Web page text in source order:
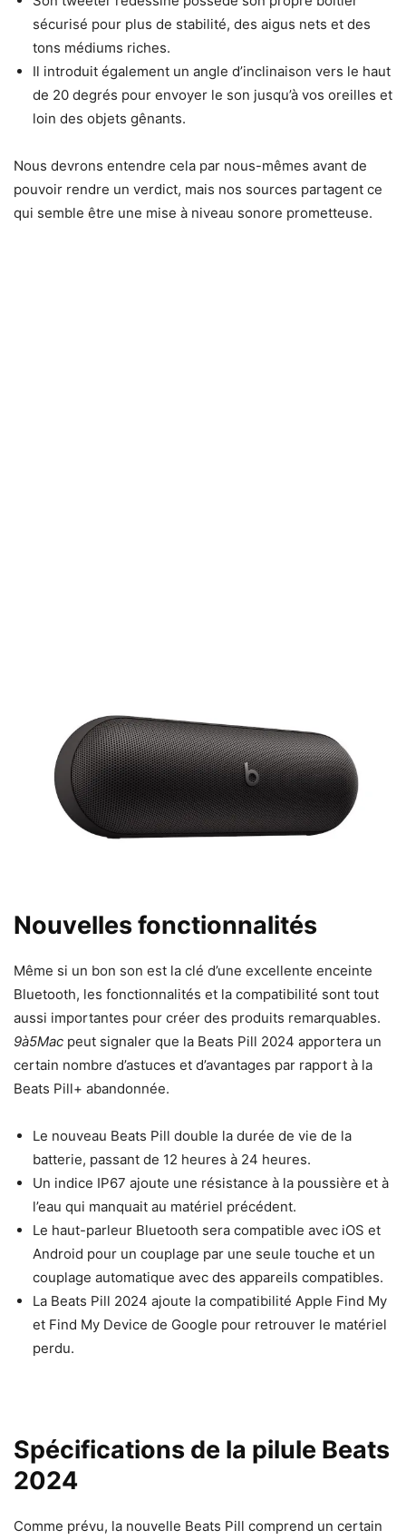
sécurisé pour plus de stabilité, des aigus nets et des
tons médiums riches.
Il introduit également un angle d’inclinaison vers le haut
de 20 degrés pour envoyer le son jusqu’à vos oreilles et
loin des objets gênants.
Nous devrons entendre cela par nous-mêmes avant de
pouvoir rendre un verdict, mais nos sources partagent ce
qui semble être une mise à niveau sonore prometteuse.
Nouvelles fonctionnalités
Même si un bon son est la clé d’une excellente enceinte
Bluetooth, les fonctionnalités et la compatibilité sont tout
aussi importantes pour créer des produits remarquables.
9à5Mac peut signaler que la Beats Pill 2024 apportera un
certain nombre d’astuces et d’avantages par rapport à la
Beats Pill+ abandonnée.
Le nouveau Beats Pill double la durée de vie de la
batterie, passant de 12 heures à 24 heures.
Un indice IP67 ajoute une résistance à la poussière et à
l’eau qui manquait au matériel précédent.
Le haut-parleur Bluetooth sera compatible avec iOS et
Android pour un couplage par une seule touche et un
couplage automatique avec des appareils compatibles.
La Beats Pill 2024 ajoute la compatibilité Apple Find My
et Find My Device de Google pour retrouver le matériel
perdu.
Spécifications de la pilule Beats
2024
Comme prévu, la nouvelle Beats Pill comprend un certain